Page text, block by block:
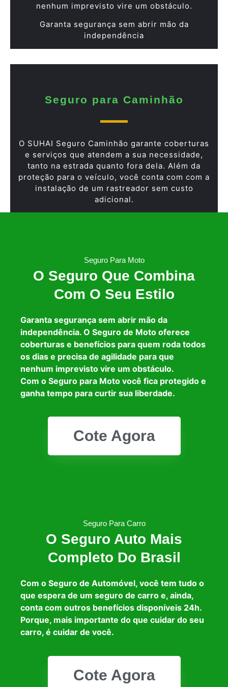
nenhum imprevisto vire um obstáculo.
Garanta segurança sem abrir mão da
independência
Seguro para Caminhão
O SUHAI Seguro Caminhão garante coberturas
e serviços que atendem a sua necessidade,
tanto na estrada quanto fora dela. Além da
proteção para o veículo, você conta com com a
instalação de um rastreador sem custo
adicional.
Seguro Para Moto
O Seguro Que Combina
Com O Seu Estilo
Garanta segurança sem abrir mão da
independência. O Seguro de Moto oferece
coberturas e benefícios para quem roda todos
os dias e precisa de agilidade para que
nenhum imprevisto vire um obstáculo.
Com o Seguro para Moto você fica protegido e
ganha tempo para curtir sua liberdade.
Cote Agora
Seguro Para Carro
O Seguro Auto Mais
Completo Do Brasil
Com o Seguro de Automóvel, você tem tudo o
que espera de um seguro de carro e, ainda,
conta com outros benefícios disponíveis 24h.
Porque, mais importante do que cuidar do seu
carro, é cuidar de você.
Cote Agora